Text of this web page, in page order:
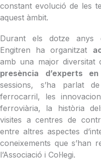
constant evolució de les
aquest àmbit.
Durant els dotze anys
Engitren ha organitzat
amb una major diversitat
presència d’experts
sessions, s’ha parlat
ferrocarril, les
ferroviària, la història
visites a centres de
entre altres aspectes
coneixements que s’han
l’Associació i Col·legi.